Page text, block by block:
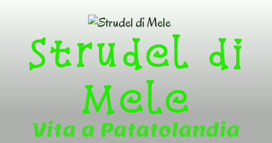
contentStrudel di
Mele
Vita a Patatolandia